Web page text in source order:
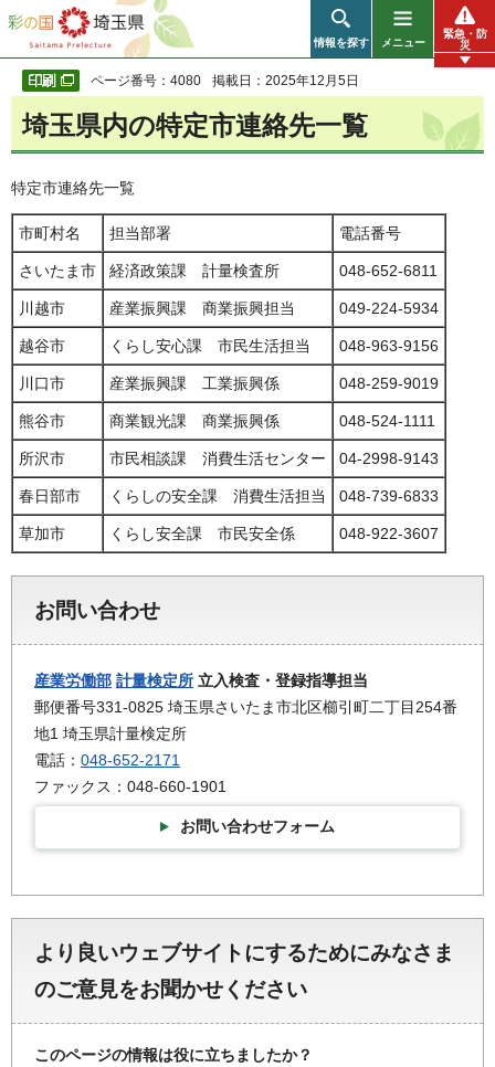
彩の国 埼玉県
情報を探す メニュー
緊急・防
災
ページ番号：4080 掲載日：2025年12月5日
埼玉県内の特定市連絡先一覧
特定市連絡先一覧
市町村名 担当部署 電話番号
さいたま市 経済政策課 計量検査所 048-652-6811
川越市 産業振興課 商業振興担当 049-224-5934
越谷市 くらし安心課 市民生活担当 048-963-9156
川口市 産業振興課 工業振興係 048-259-9019
熊谷市 商業観光課 商業振興係 048-524-1111
所沢市 市民相談課 消費生活センター 04-2998-9143
春日部市 くらしの安全課 消費生活担当 048-739-6833
草加市 くらし安全課 市民安全係 048-922-3607
お問い合わせ
産業労働部 計量検定所 立入検査・登録指導担当
郵便番号331-0825 埼玉県さいたま市北区櫛引町二丁目254番
地1 埼玉県計量検定所
電話： 048-652-2171
ファックス：048-660-1901
お問い合わせフォーム
より良いウェブサイトにするためにみなさま
のご意見をお聞かせください
このページの情報は役に立ちましたか？